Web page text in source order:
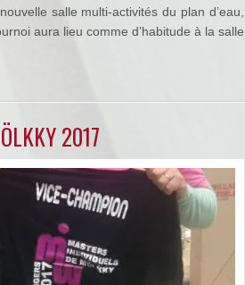
salle multi-activités du plan d’eau,
aura lieu comme d’habitude à la salle
2017